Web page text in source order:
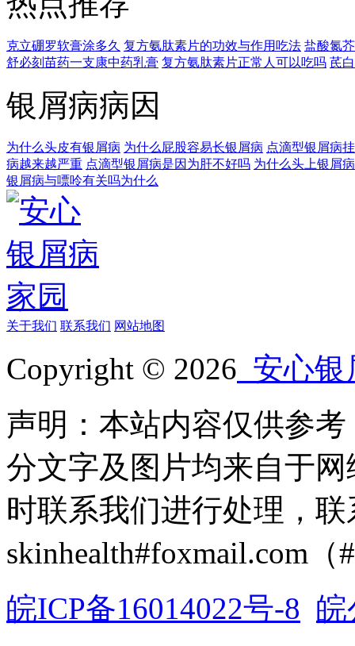
克立硼罗软膏涂多久 复方氨肽素片的功效与作用吃法 盐酸氮
舒必刻苗药一支康中药乳膏 复方氨肽素片正常人可以吃吗 芪
银屑病病因
为什么头皮有银屑病 为什么屁股容易长银屑病 点滴型银屑病
病越来越严重 点滴型银屑病是因为肝不好吗 为什么头上银屑
银屑病与嘌呤有关吗为什么
关于我们 联系我们 网站地图
Copyright © 2026 安心银
声明：本站内容仅供参
分文字及图片均来自于
时联系我们进行处理，
skinhealth#foxmail.com（
皖ICP备16014022号-8 皖